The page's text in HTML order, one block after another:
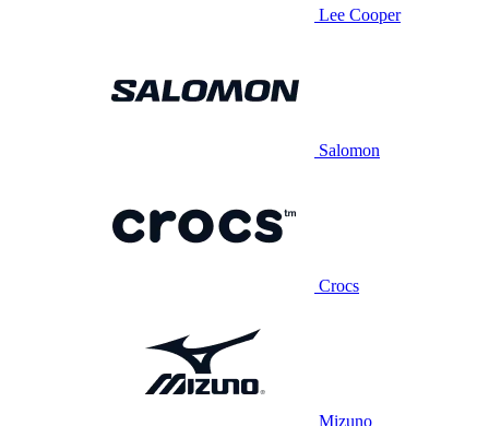
Lee Cooper
Salomon
Crocs
Mizuno